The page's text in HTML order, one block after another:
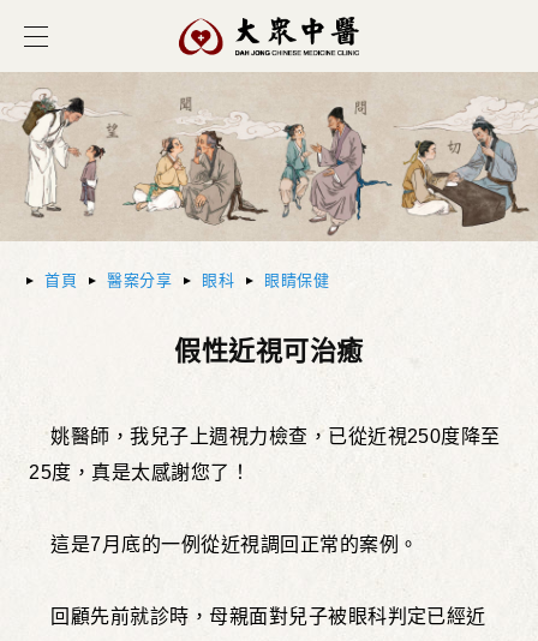
首頁 醫案分享 眼科 眼睛保健
假性近視可治癒
姚醫師，我兒子上週視力檢查，已從近視250度降至
25度，真是太感謝您了！
這是7月底的一例從近視調回正常的案例。
回顧先前就診時，母親面對兒子被眼科判定已經近